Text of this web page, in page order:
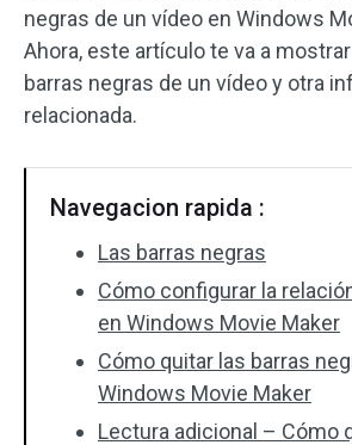
Rotar/Voltear
Procesamiento por lotes
negras de un vídeo en Windows
Ahora, este artículo te va a
barras negras de un vídeo y otra
relacionada.
Navegacion rapida :
Las barras negras
Cómo configurar la
en Windows Movie Maker
Cómo quitar las barras
Windows Movie Maker
Lectura adicional – Cómo